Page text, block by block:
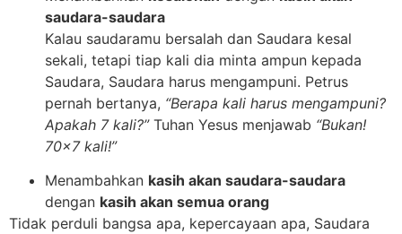
saudara-saudara
Kalau saudaramu bersalah dan Saudara kesal
sekali, tetapi tiap kali dia minta ampun kepada
Saudara, Saudara harus mengampuni. Petrus
pernah bertanya, “Berapa kali harus mengampuni?
Apakah 7 kali?” Tuhan Yesus menjawab “Bukan!
70×7 kali!”
Menambahkan kasih akan saudara-saudara
dengan kasih akan semua orang
Tidak perduli bangsa apa, kepercayaan apa, Saudara